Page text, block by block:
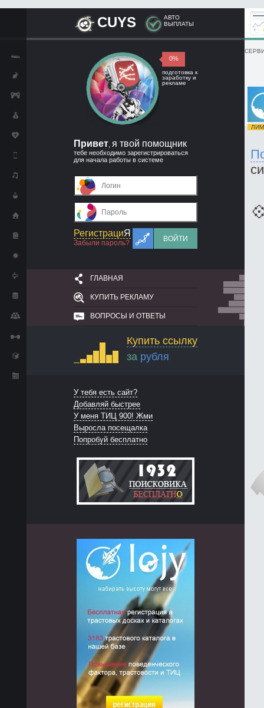
CUYS
АВТО
ВЫПЛАТЫ
0%
подготовка к
заработку и
рекламе
Привет я твой помощник
тебе необходимо зарегистрироваться
для начала работы в системе
РегистрациЯ
Забыли пароль?
ВОЙТИ
ГЛАВНАЯ
КУПИТЬ РЕКЛАМУ
ВОПРОСЫ И ОТВЕТЫ
Купить ссылку
за рубля
У тебя есть сайт?
Добавляй быстрее
У меня ТИЦ 900! Жми
Выросла посещалка
Попробуй бесплатно